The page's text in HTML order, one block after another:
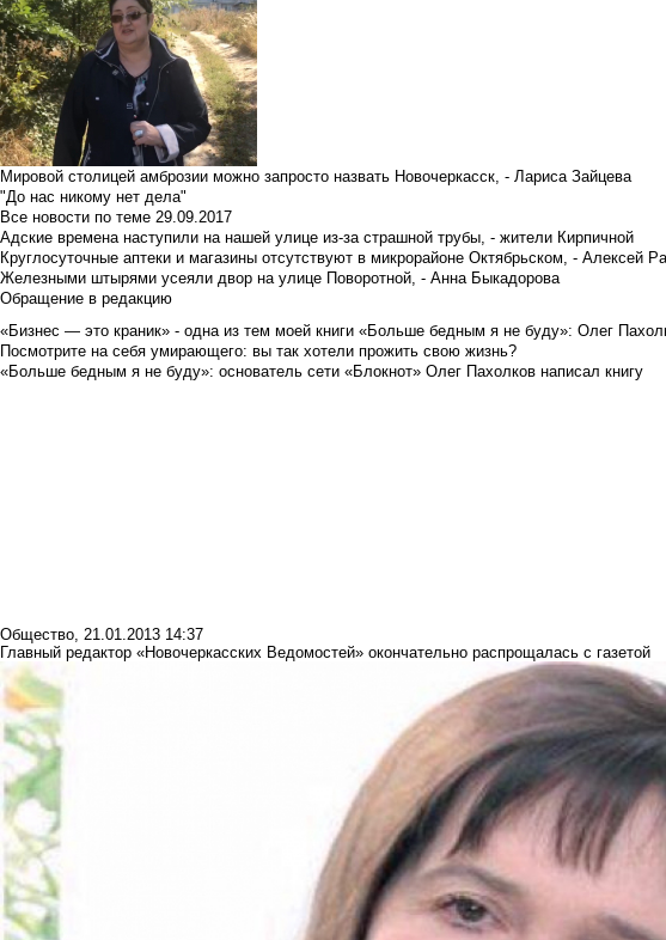
Мировой столицей амброзии можно запросто назвать Новочеркасск, - Лариса Зайцева
"До нас никому нет дела"
Все новости по теме 29.09.2017
Адские времена наступили на нашей улице из-за страшной трубы, - жители Кирпичной
Круглосуточные аптеки и магазины отсутствуют в микрорайоне Октябрьском, - Алексей
Железными штырями усеяли двор на улице Поворотной, - Анна Быкадорова
Обращение в редакцию
«Бизнес — это краник» - одна из тем моей книги «Больше бедным я не буду»: Олег
Посмотрите на себя умирающего: вы так хотели прожить свою жизнь?
«Больше бедным я не буду»: основатель сети «Блокнот» Олег Пахолков написал книгу
Общество, 21.01.2013 14:37
Главный редактор «Новочеркасских Ведомостей» окончательно распрощалась с газетой